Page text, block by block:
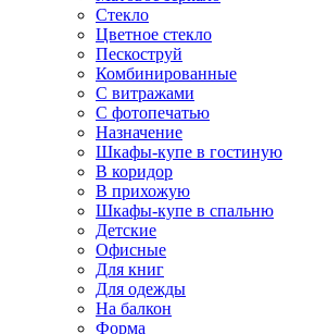
Стекло
Цветное стекло
Пескоструй
Комбинированные
С витражами
С фотопечатью
Назначение
Шкафы-купе в гостиную
В коридор
В прихожую
Шкафы-купе в спальню
Детские
Офисные
Для книг
Для одежды
На балкон
Форма